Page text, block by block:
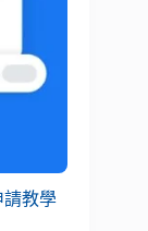
請教學